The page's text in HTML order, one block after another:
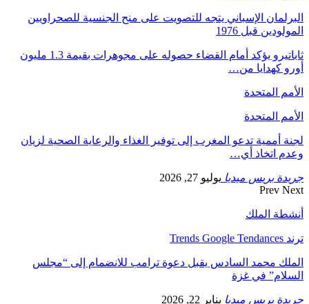
البرلمان الإسباني يتجه للتصويت على منح الجنسية للصحراويين
المولودين قبل 1976
ثاباتيرو يؤكد أمام القضاء حصوله على مجوهرات بقيمة 1.3 مليون
أورو كهدايا من…
الأمم المتحدة
الأمم المتحدة
لجنة أممية تدعو المغرب إلى توفير الغذاء والرعاية الصحية لزيان
وعدم اتخاذ أي…
جريدة بريس ميديا يوليو 27, 2026
Prev Next
أنشطة الملك
ترند Trends Google Tendances
الملك محمد السادس يقبل دعوة ترامب للانضمام إلى “مجلس
السلام” في غزة
جريدة بريس ميديا يناير 22, 2026